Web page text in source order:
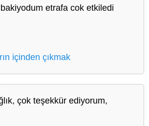
etrafa cok etkiledi
içinden çıkmak
çok teşekkür ediyorum,